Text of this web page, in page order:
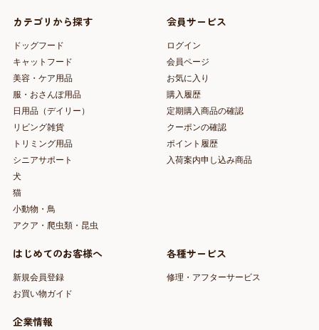
カテゴリから探す
ドッグフード
キャットフード
美容・ケア用品
服・おさんぽ用品
日用品（デイリー）
リビング雑貨
トリミング用品
シニアサポート
犬
猫
小動物・鳥
アクア・爬虫類・昆虫
会員サービス
ログイン
会員ページ
お気に入り
購入履歴
定期購入商品の確認
クーポンの確認
ポイント履歴
入荷案内申し込み商品
はじめてのお客様へ
新規会員登録
お買い物ガイド
各種サービス
修理・アフターサービス
企業情報